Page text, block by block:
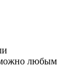
можно любым